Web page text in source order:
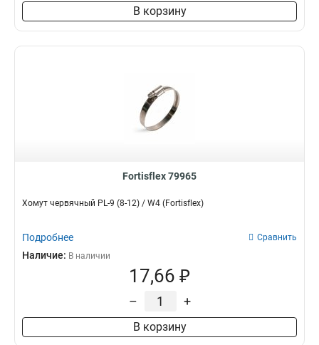
В корзину
Fortisflex 79965
Хомут червячный PL-9 (8-12) / W4 (Fortisflex)
Подробнее Сравнить
Наличие: В наличии
17,66 ₽
– +
В корзину